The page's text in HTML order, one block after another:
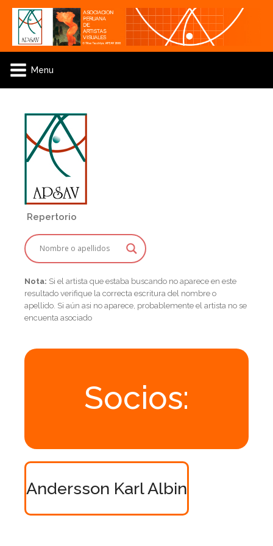
Menu
Repertorio
Nota: Si el artista que estaba buscando no aparece en este
resultado verifique la correcta escritura del nombre o
apellido. Si aún asi no aparece, probablemente el artista no se
encuenta asociado
Socios:
Andersson Karl Albin